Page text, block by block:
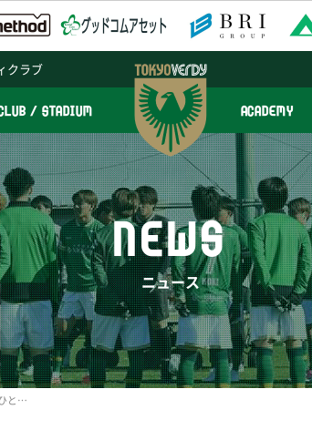
クラブ
/ STADIUM ACADEMY
NEWS
ニュース
【ムービー】ここが正念場！皆でひとつになって勝利のラインダンスを！